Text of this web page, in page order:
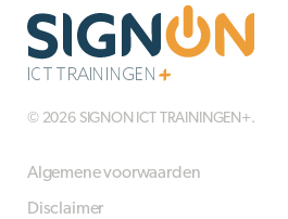
© 2026 SIGNON ICT TRAININGEN+.
Algemene voorwaarden
Disclaimer